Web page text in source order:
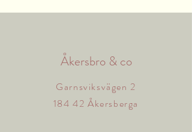
Åkersbro & co
Garnsviksvägen 2
184 42 Åkersberga